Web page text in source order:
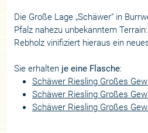
Die Große Lage „Schäwer“ in
Pfalz nahezu unbekanntem
Rebholz vinifiziert hieraus ein
Sie erhalten je eine Flasche:
Schäwer Riesling Großes
Schäwer Riesling Großes
Schäwer Riesling Großes